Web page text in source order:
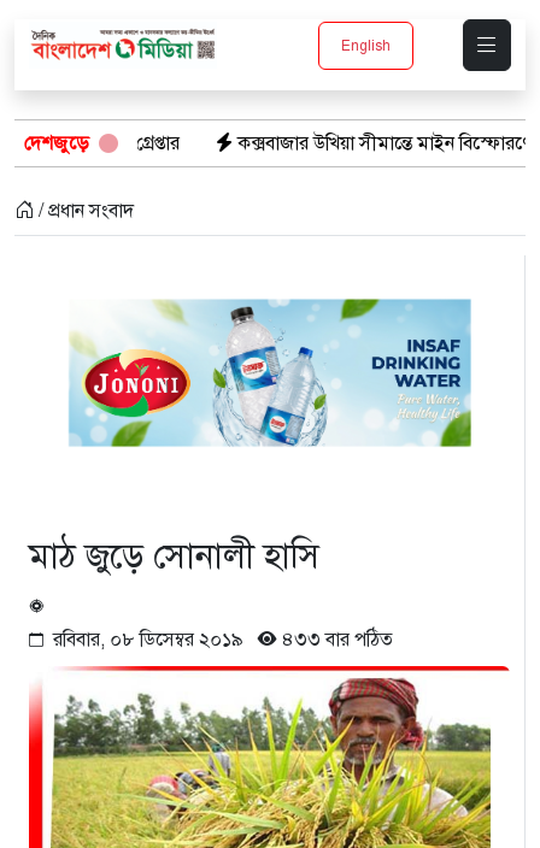
English
দেশজুড়েকক্সবাজার উখিয়া সীমান্তে মাইন বিস্ফোরণে যুবক গুরুতর আহত
/ প্রধান সংবাদ
মাঠ জুড়ে সোনালী হাসি
রবিবার, ০৮ ডিসেম্বর ২০১৯ ৪৩৩ বার পঠিত